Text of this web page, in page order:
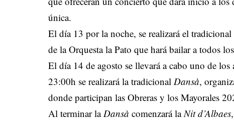
única.
El día 13 por la noche, se realizará el
de la Orquesta la Pato que hará bailar a todos
El día 14 de agosto se llevará a cabo uno de los
23:00h se realizará la tradicional Dansà,
donde participan las Obreras y los Mayorales
Al terminar laDansà comenzará laNit d’Albaes